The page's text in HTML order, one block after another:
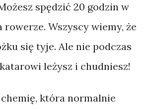
spędzić 20 godzin w
rowerze. Wszyscy wiemy, że
się tyje. Ale nie podczas
leżysz i chudniesz!
chemię, która normalnie